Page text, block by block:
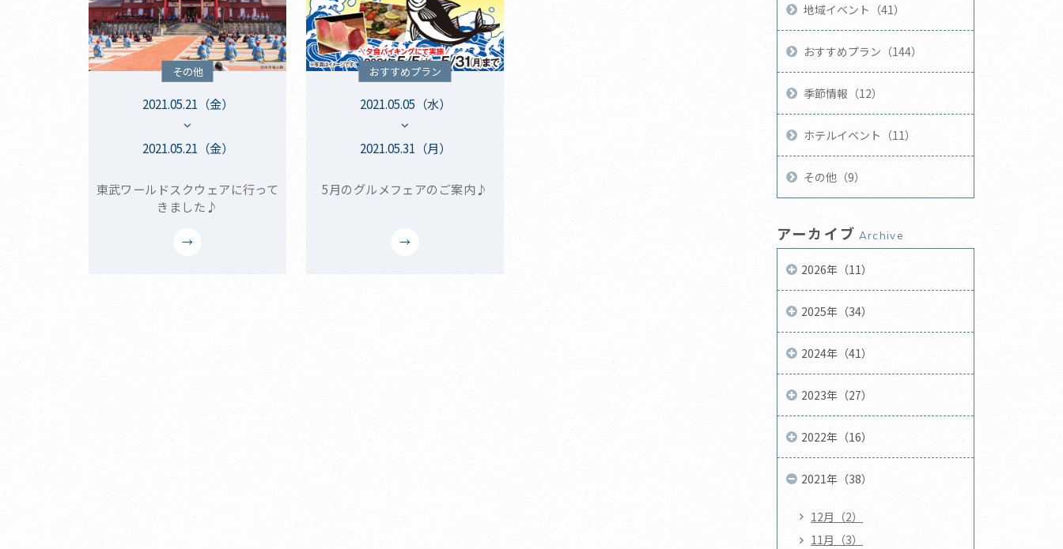
その他
2021.05.21（金）
2021.05.21（金）
東武ワールドスクウェアに行って
きました♪
おすすめプラン
2021.05.05（水）
2021.05.31（月）
5月のグルメフェアのご案内♪
地域イベント（41）
おすすめプラン（144）
季節情報（12）
ホテルイベント（11）
その他（9）
アーカイブ Archive
2026年（11）
2025年（34）
2024年（41）
2023年（27）
2022年（16）
2021年（38）
12月（2）
11月（3）